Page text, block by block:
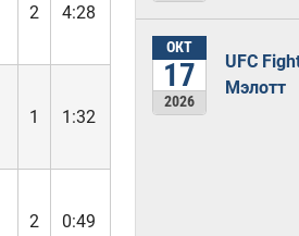
2 4:28
1
1:32
2
0:49
ОКТ
17
2026
UFC
Мэлотт